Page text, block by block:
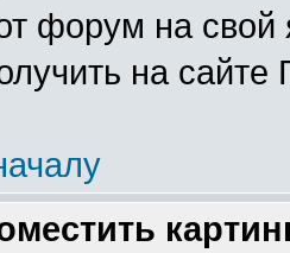
форум на
на сайте